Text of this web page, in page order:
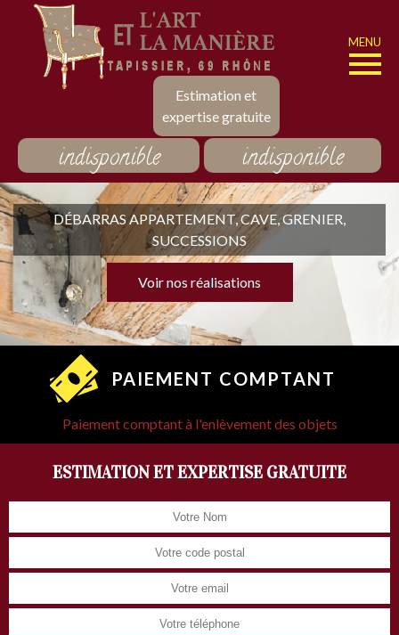
Estimation et
expertise gratuite
MENU
indisponible indisponible
DÉBARRAS APPARTEMENT, CAVE, GRENIER,
SUCCESSIONS
Voir nos réalisations
PAIEMENT COMPTANT
Paiement comptant à l'enlèvement des objets
ESTIMATION ET EXPERTISE GRATUITE